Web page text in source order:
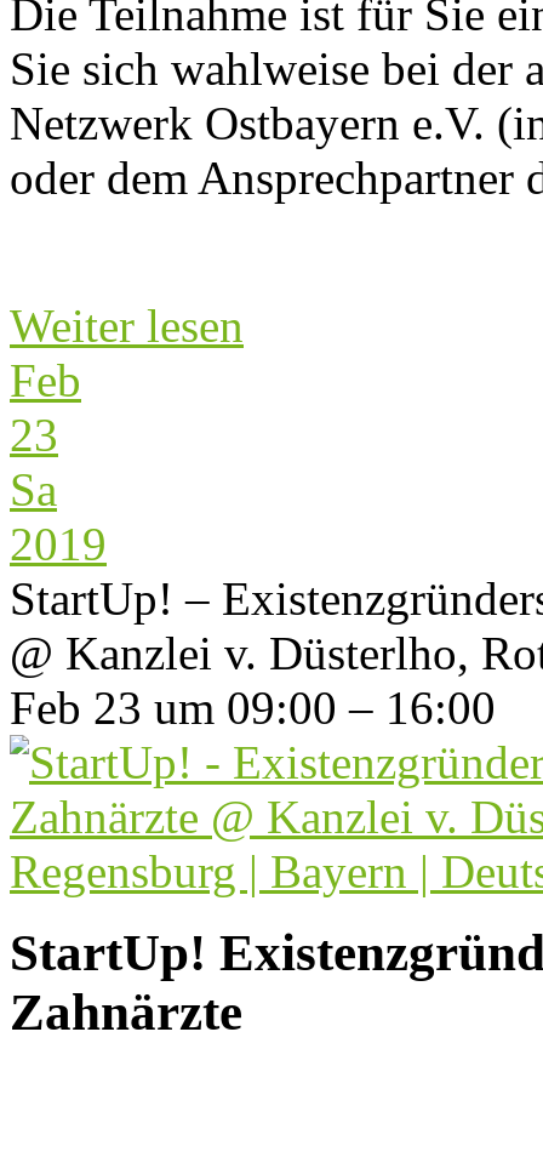
Die Teilnahme ist für Sie
Sie sich wahlweise bei der
Netzwerk Ostbayern e.V.
oder dem
Weiter lesen
Feb
23
Sa
2019
StartUp! –
@ Kanzlei v. Düsterlho,
Feb 23 um 09:00 – 16:00
StartUp!
Zahnärzte